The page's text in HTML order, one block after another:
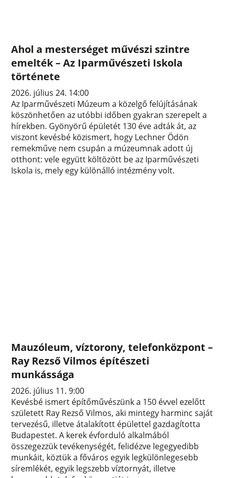
Ahol a mesterséget művészi szintre
emelték – Az Iparművészeti Iskola
története
2026. július 24. 14:00
Az Iparművészeti Múzeum a közelgő felújításának
köszönhetően az utóbbi időben gyakran szerepelt a
hírekben. Gyönyörű épületét 130 éve adták át, az
viszont kevésbé közismert, hogy Lechner Ödön
remekműve nem csupán a múzeumnak adott új
otthont: vele együtt költözött be az Iparművészeti
Iskola is, mely egy különálló intézmény volt.
Mauzóleum, víztorony, telefonközpont –
Ray Rezső Vilmos építészeti
munkássága
2026. július 11. 9:00
Kevésbé ismert építőművészünk a 150 évvel ezelőtt
született Ray Rezső Vilmos, aki mintegy harminc saját
tervezésű, illetve átalakított épülettel gazdagította
Budapestet. A kerek évforduló alkalmából
összegezzük tevékenységét, felidézve legegyedibb
munkáit, köztük a főváros egyik legkülönlegesebb
síremlékét, egyik legszebb víztornyát, illetve